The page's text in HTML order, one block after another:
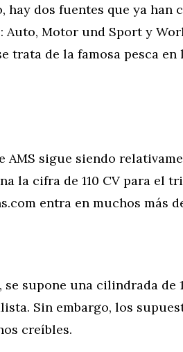
hay dos fuentes que ya han
Auto, Motor und Sport y
trata de la famosa pesca
AMS sigue siendo
la cifra de 110 CV para el
entra en muchos más
se supone una cilindrada de
Sin embargo, los
creíbles.